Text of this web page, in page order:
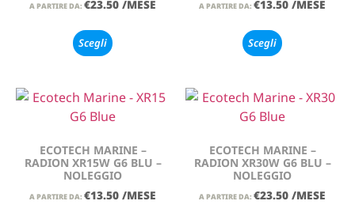
A PARTIRE DA: €23.50 /MESE
Scegli
A PARTIRE DA: €13.50 /MESE
Scegli
ECOTECH MARINE –
RADION XR15W G6 BLU –
NOLEGGIO
A PARTIRE DA: €13.50 /MESE
ECOTECH MARINE –
RADION XR30W G6 BLU –
NOLEGGIO
A PARTIRE DA: €23.50 /MESE